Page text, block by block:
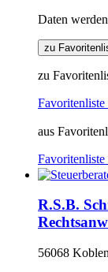
Daten
zu
zu
Favoritenliste
aus
Favoritenliste
R.S.B.
56068